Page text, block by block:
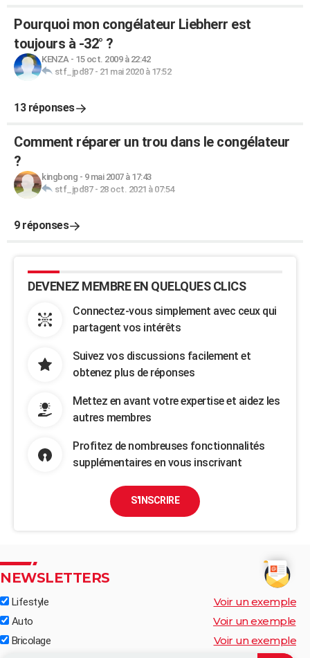
Pourquoi mon congélateur Liebherr est
toujours à -32° ?
KENZA- 15 oct. 2009 à 22:42
stf_jpd87- 21 mai 2020 à 17:52
13 réponses
Comment réparer un trou dans le congélateur
?
kingbong - 9 mai 2007 à 17:43
stf_jpd87- 28 oct. 2021 à 07:54
9 réponses
DEVENEZ MEMBRE EN QUELQUES CLICS
Connectez-vous simplement avec ceux qui
partagent vos intérêts
Suivez vos discussions facilement et
obtenez plus de réponses
Mettez en avant votre expertise et aidez les
autres membres
Profitez de nombreuses fonctionnalités
supplémentaires en vous inscrivant
S'INSCRIRE
NEWSLETTERS
Lifestyle Voir un exemple
Auto Voir un exemple
Bricolage Voir un exemple